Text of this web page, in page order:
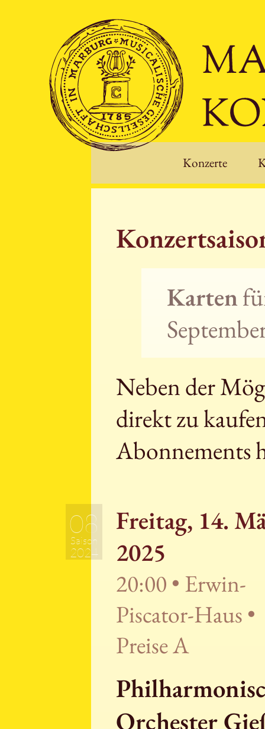
Konzerte
Karten
Neben der
direkt zu
Abonnements
08
Saison
2024
Freitag, 14.
2025
20:00 • Erwin-
Piscator-Haus •
Preise A
Orchester